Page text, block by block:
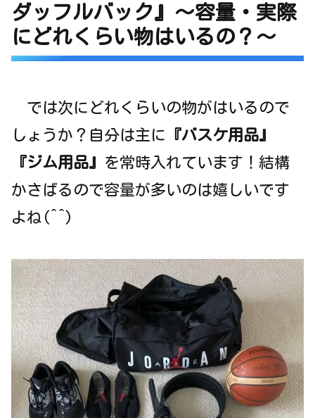
ダッフルバック』～容量・実際
にどれくらい物はいるの？～
では次にどれくらいの物がはいるので
しょうか？自分は主に 『バスケ用品』
『ジム用品』 を常時入れています！結構
かさばるので容量が多いのは嬉しいです
よね(^^)